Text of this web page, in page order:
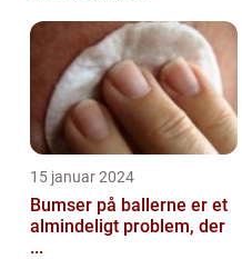
15 januar 2024
Bumser på ballerne er et
almindeligt problem, der
...